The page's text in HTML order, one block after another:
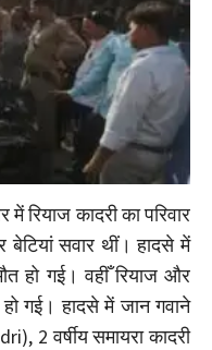
में रियाज कादरी का परिवार
सवार थीं। हादसे में
हो गई। वहीँ रियाज और
गई। हादसे में जान गवाने
2 वर्षीय समायरा कादरी